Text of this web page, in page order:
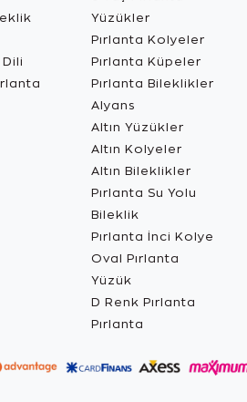
Yüzükler
Pırlanta Kolyeler
Pırlanta Küpeler
Pırlanta Bileklikler
Alyans
Altın Yüzükler
Altın Kolyeler
Altın Bileklikler
Pırlanta Su Yolu
Bileklik
Pırlanta İnci Kolye
Oval Pırlanta
Yüzük
D Renk Pırlanta
Pırlanta